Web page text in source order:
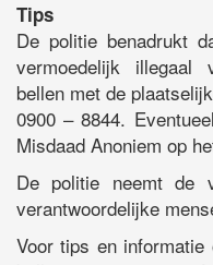
Tips
De politie benadrukt
vermoedelijk illegaal
bellen met de
0900 – 8844.
Misdaad Anoniem op
De politie neemt de
verantwoordelijke
Voor tips en